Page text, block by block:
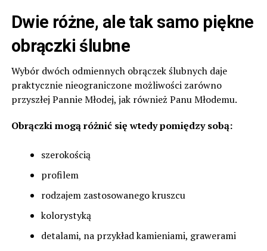
Dwie różne, ale tak samo piękne
obrączki ślubne
Wybór dwóch odmiennych obrączek ślubnych daje
praktycznie nieograniczone możliwości zarówno
przyszłej Pannie Młodej, jak również Panu Młodemu.
Obrączki mogą różnić się wtedy pomiędzy sobą:
szerokością
profilem
rodzajem zastosowanego kruszcu
kolorystyką
detalami, na przykład kamieniami, grawerami